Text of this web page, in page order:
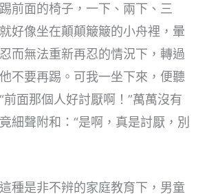
前面的椅子，一下、兩下、三
好像坐在顛顛簸簸的小舟裡，暈
而無法重新再忍的情況下，轉過
不要再踢。可我一坐下來，便聽
前面那個人好討厭啊！”萬萬沒有
細聲附和：“是啊，真是討厭，別
種是非不辨的家庭教育下，男童